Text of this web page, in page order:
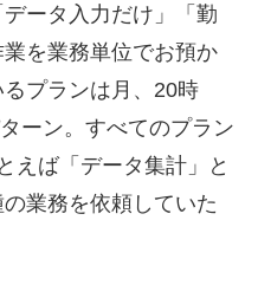
ータ入力だけ」「勤
を業務単位でお預か
プランは月、20時
ーン。すべてのプラン
えば「データ集計」と
の業務を依頼していた